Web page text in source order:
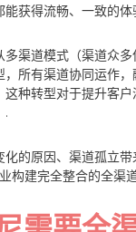
获得流畅、一致的体
渠道模式（渠道众
，所有渠道协同运作
种转型对于提升客
.
的原因、渠道孤立
构建完全整合的全渠